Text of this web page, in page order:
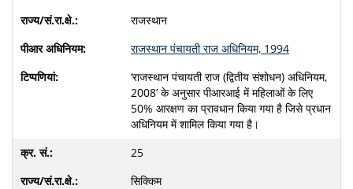
राजस्‍थान
राजस्थान पंचायती राज अधिनियम, 1994
‘राजस्थान पंचायती राज (द्वितीय संशोधन) अधिनियम,
2008’ के अनुसार पीआरआई में महिलाओं के लिए
50% आरक्षण का प्रावधान किया गया है जिसे प्रधान
अधिनियम में शामिल किया गया है।
25
सिक्किम